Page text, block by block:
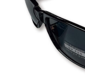
ロングTシャツ
ゲームシャツ
コーチジャケット
スウェット＆フーデ